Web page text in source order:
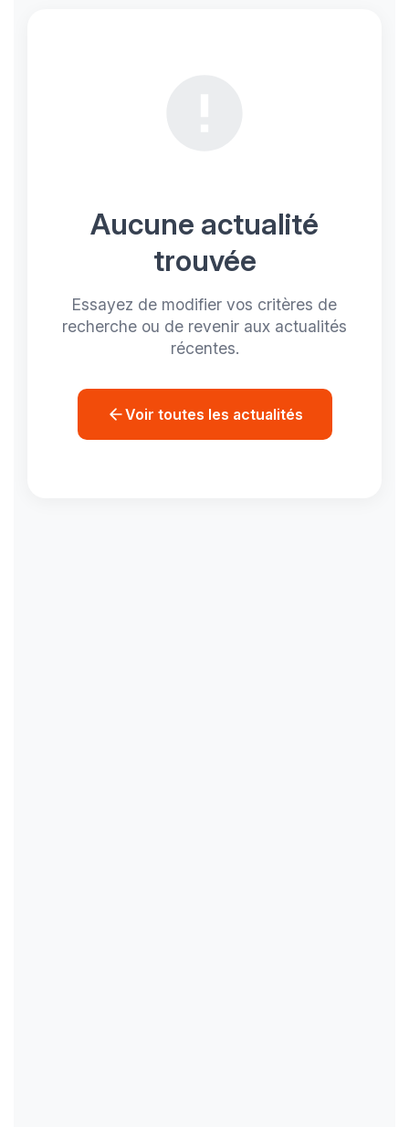
Aucune actualité
trouvée
Essayez de modifier vos critères de
recherche ou de revenir aux actualités
récentes.
Voir toutes les actualités